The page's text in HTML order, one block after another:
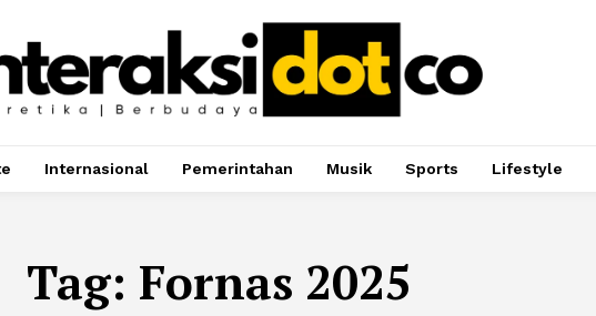
Internasional Pemerintahan Musik Sports Lifestyle
Tag: Fornas 2025